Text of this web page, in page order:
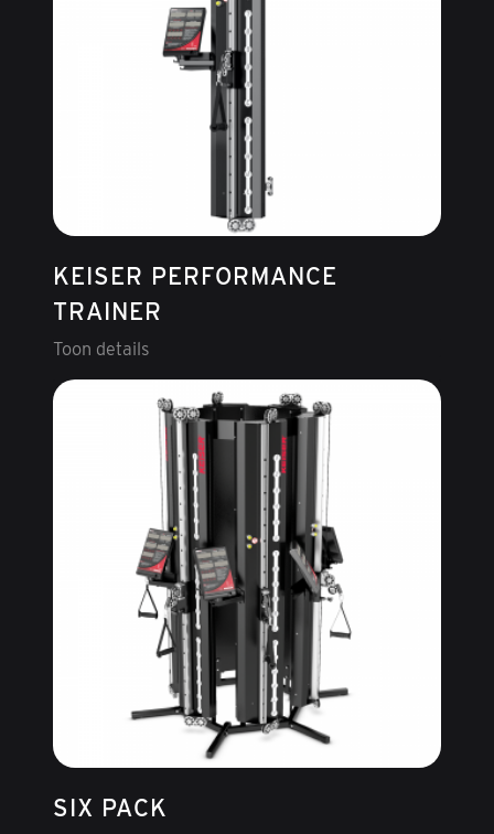
KEISER PERFORMANCE
TRAINER
Toon details
SIX PACK